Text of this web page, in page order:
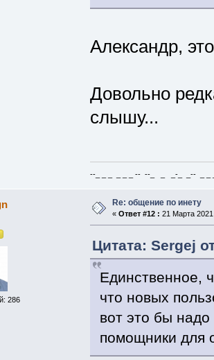
Александр,
Довольно
слышу...
--_ _ _ _ _ _ -- --_ _ _-_ _-- _ _
286
Re: общение по инету
« Ответ #12 : 21 Марта
Цитата: Sergej
Единственное,
что новых
вот это бы
помощники для